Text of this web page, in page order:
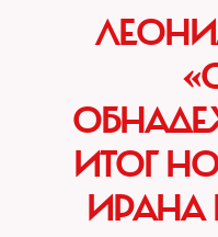
ИТОГ
ИРАНА